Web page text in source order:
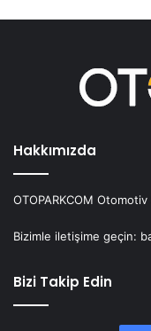
Hakkımızda
OTOPARKCOM
Bizimle iletişime geçin:
Bizi Takip Edin